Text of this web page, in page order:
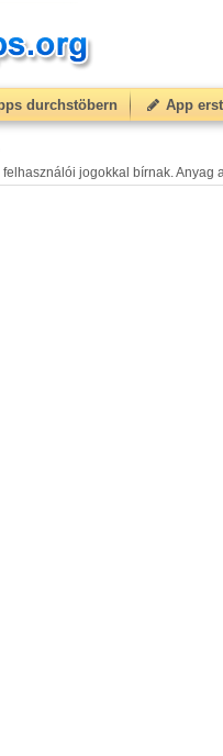
durchstöbern App
jogokkal bírnak.
40(from 10to50)